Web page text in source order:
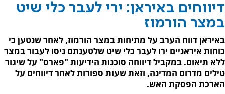
דיווחים באיראן: ירי לעבר כלי שיט
במצר הורמוז
באיראן דווח הערב על מתיחות במצר הורמוז, לאחר שנטען כי
כוחות איראניים ירו לעבר כלי שיט שלטענתם ניסו לעבור במצר
ללא תיאום. במקביל דיווחה סוכנות הידיעות "פארס" על שיגור
טילים מדרום המדינה, וזאת שעות ספורות לאחר דיווחים על
הארכת הפסקת האש.